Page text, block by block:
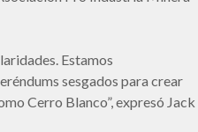
Estamos
sesgados para crear
Cerro Blanco”, expresó Jack